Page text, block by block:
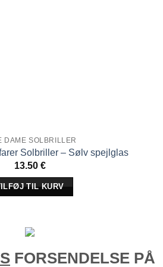
DAME SOLBRILLER
Solbriller – Sølv spejlglas
13.50 €
TIL KURV
FORSENDELSE PÅ